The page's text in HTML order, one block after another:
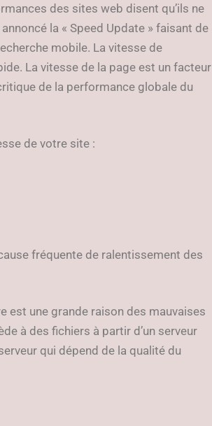
des sites web disent qu’ils ne
la « Speed Update » faisant de
mobile. La vitesse de
La vitesse de la page est un facteur
de la performance globale du
de votre site :
fréquente de ralentissement des
est une grande raison des mauvaises
à des fichiers à partir d’un serveur
qui dépend de la qualité du